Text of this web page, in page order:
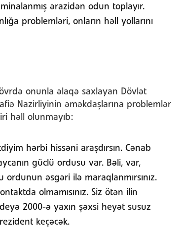
ərazidən odun toplayır.
problemləri, onların həll yollarını
onunla əlaqə saxlayan Dövlət
Nazirliyinin əməkdaşlarına problemlər
həll olunmayıb:
hərbi hissəni araşdırsın. Cənab
güclü ordusu var. Bəli, var,
əsgəri ilə maraqlanmırsınız.
olmamısınız. Siz ötən ilin
2000-ə yaxın şəxsi heyət susuz
keçəcək.